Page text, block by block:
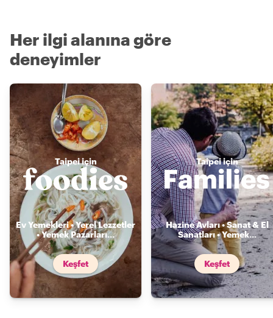
Her ilgi alanına göre
deneyimler
Taipei için
Ev Yemekleri • Yerel Lezzetler
• Yemek Pazarları...
Keşfet
Taipei için
Hazine Avları • Sanat & El
Sanatları • Yemek...
Keşfet